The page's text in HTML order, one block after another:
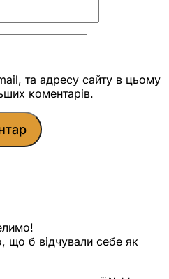
та адресу сайту в цьому
коментарів.
що б відчували себе як